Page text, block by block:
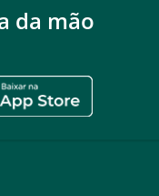
da mão